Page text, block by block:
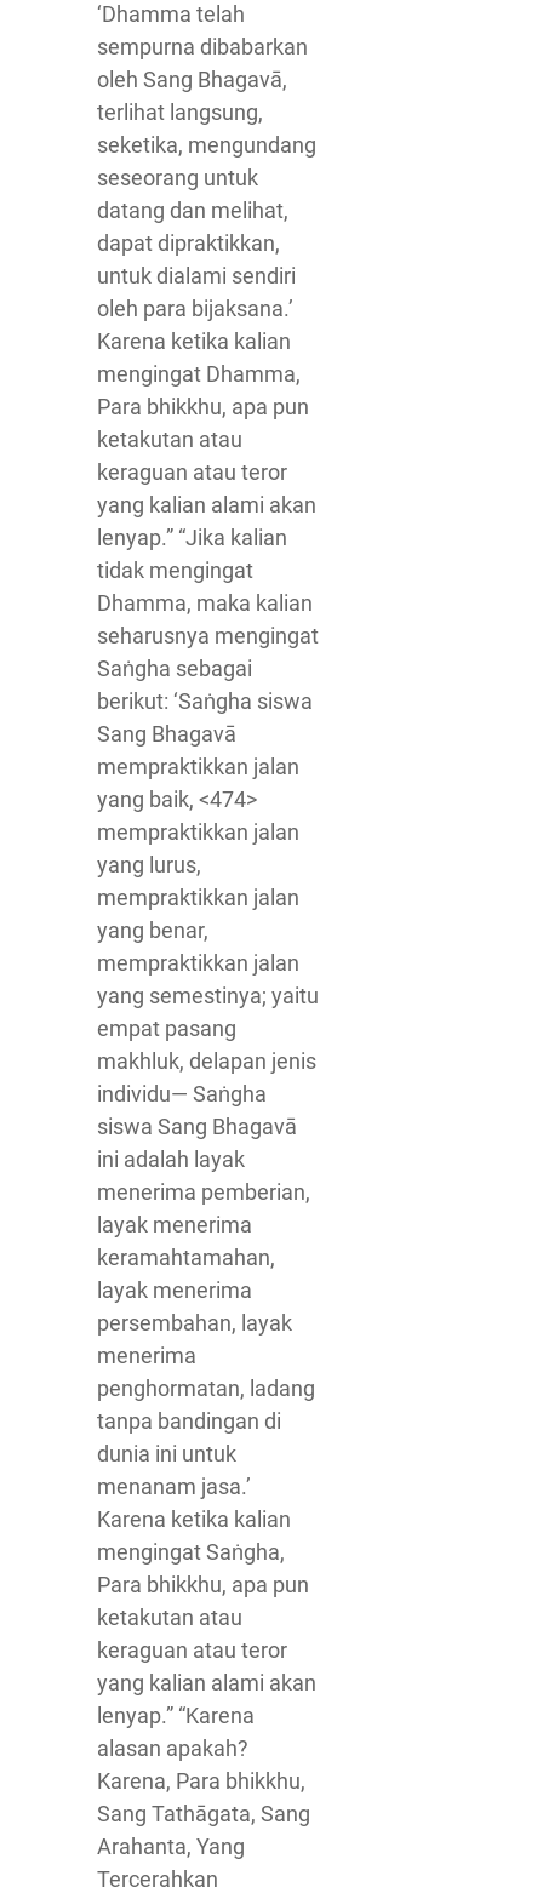
‘Dhamma telah
sempurna dibabarkan
oleh Sang Bhagavā,
terlihat langsung,
seketika, mengundang
seseorang untuk
datang dan melihat,
dapat dipraktikkan,
untuk dialami sendiri
oleh para bijaksana.’
Karena ketika kalian
mengingat Dhamma,
Para bhikkhu, apa pun
ketakutan atau
keraguan atau teror
yang kalian alami akan
lenyap.” “Jika kalian
tidak mengingat
Dhamma, maka kalian
seharusnya mengingat
Saṅgha sebagai
berikut: ‘Saṅgha siswa
Sang Bhagavā
mempraktikkan jalan
yang baik, <474>
mempraktikkan jalan
yang lurus,
mempraktikkan jalan
yang benar,
mempraktikkan jalan
yang semestinya; yaitu
empat pasang
makhluk, delapan jenis
individu— Saṅgha
siswa Sang Bhagavā
ini adalah layak
menerima pemberian,
layak menerima
keramahtamahan,
layak menerima
persembahan, layak
menerima
penghormatan, ladang
tanpa bandingan di
dunia ini untuk
menanam jasa.’
Karena ketika kalian
mengingat Saṅgha,
Para bhikkhu, apa pun
ketakutan atau
keraguan atau teror
yang kalian alami akan
lenyap.” “Karena
alasan apakah?
Karena, Para bhikkhu,
Sang Tathāgata, Sang
Arahanta, Yang
Tercerahkan